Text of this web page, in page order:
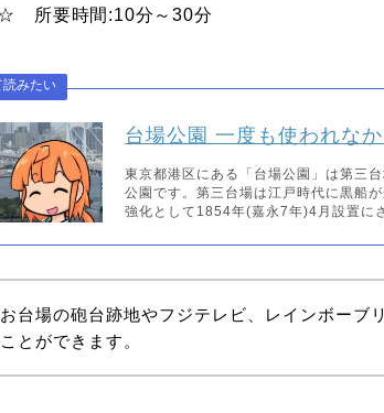
所要時間:10分～30分
台場公園 一度も使われな
東京都港区にある「台場公園」は第三
公園です。第三台場は江戸時代に黒船
強化として1854年(嘉永7年)4月設置に
お台場の砲台跡地やフジテレビ、レインボーブ
ことができます。